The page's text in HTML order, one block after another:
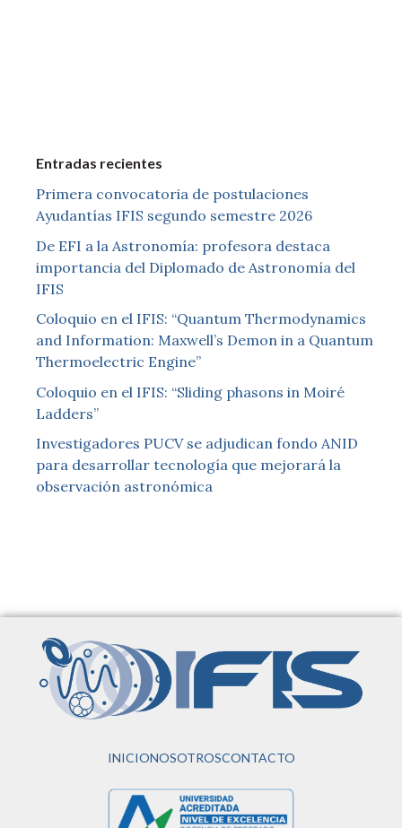
Entradas recientes
Primera convocatoria de postulaciones
Ayudantías IFIS segundo semestre 2026
De EFI a la Astronomía: profesora destaca
importancia del Diplomado de Astronomía del
IFIS
Coloquio en el IFIS: “Quantum Thermodynamics
and Information: Maxwell’s Demon in a Quantum
Thermoelectric Engine”
Coloquio en el IFIS: “Sliding phasons in Moiré
Ladders”
Investigadores PUCV se adjudican fondo ANID
para desarrollar tecnología que mejorará la
observación astronómica
INICIONOSOTROSCONTACTO